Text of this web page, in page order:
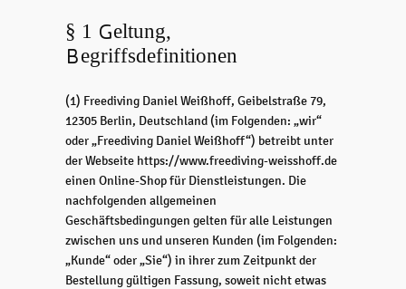
§ 1 Geltung,
Begriffsdefinitionen
(1) Freediving Daniel Weißhoff, Geibelstraße 79,
12305 Berlin, Deutschland (im Folgenden: „wir“
oder „Freediving Daniel Weißhoff“) betreibt unter
der Webseite https://www.freediving-weisshoff.de
einen Online-Shop für Dienstleistungen. Die
nachfolgenden allgemeinen
Geschäftsbedingungen gelten für alle Leistungen
zwischen uns und unseren Kunden (im Folgenden:
„Kunde“ oder „Sie“) in ihrer zum Zeitpunkt der
Bestellung gültigen Fassung, soweit nicht etwas